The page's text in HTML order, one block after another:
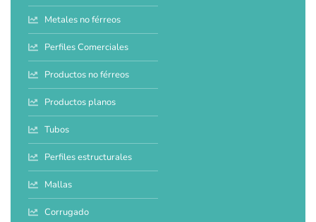
Metales no férreos
Perfiles Comerciales
Productos no férreos
Productos planos
Tubos
Perfiles estructurales
Mallas
Corrugado